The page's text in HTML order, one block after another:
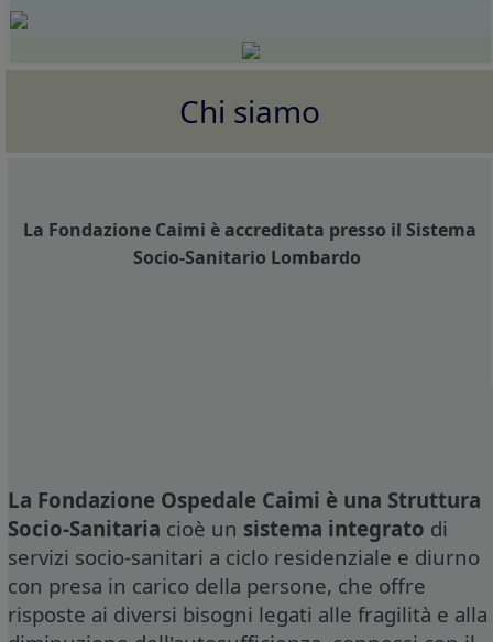
Chi siamo
La Fondazione Caimi è accreditata presso il Sistema
Socio-Sanitario Lombardo
La Fondazione Ospedale Caimi è una Struttura
Socio-Sanitaria cioè un sistema integrato di
servizi socio-sanitari a ciclo residenziale e diurno
con presa in carico della persone, che offre
risposte ai diversi bisogni legati alle fragilità e alla